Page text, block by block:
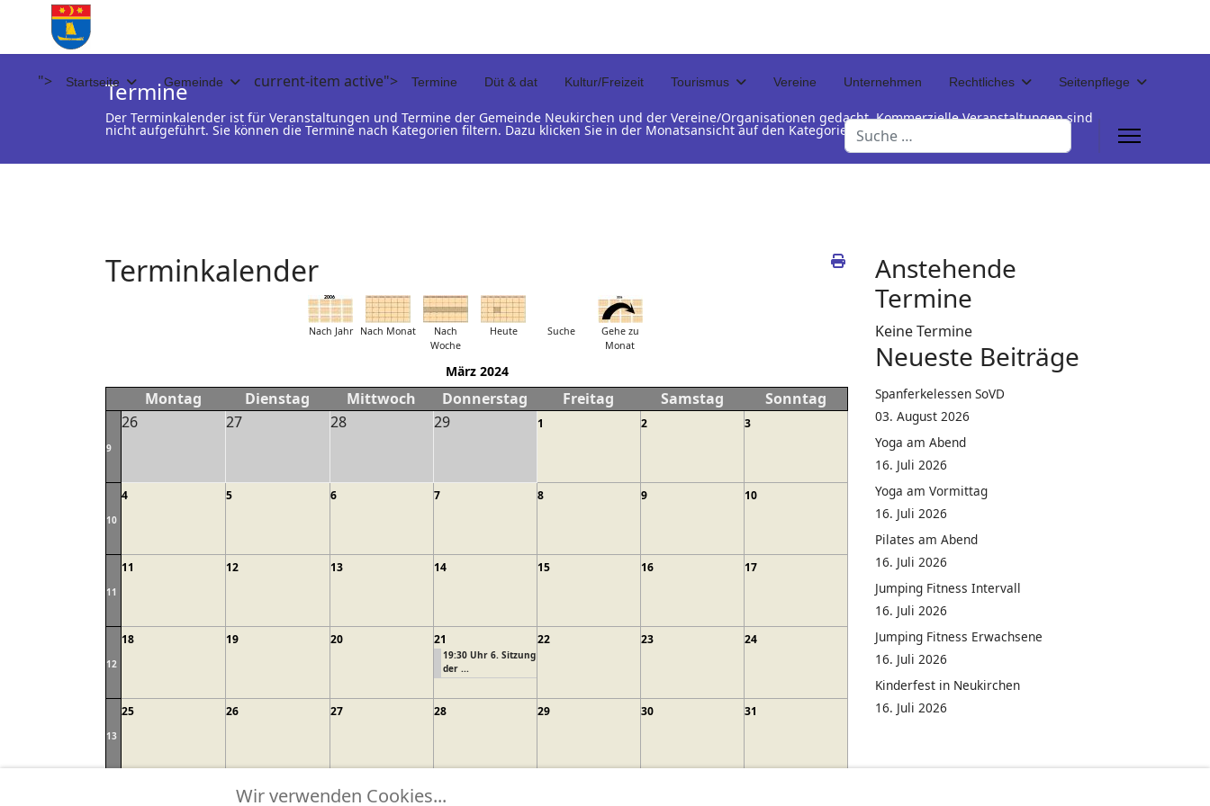
"> Startseite Gemeinde current-item active"> Termine Düt & dat Kultur/Freizeit Tourismus Vereine Unternehmen Rechtliches Seitenpflege
Suchen
Termine
Der Terminkalender ist für Veranstaltungen und Termine der Gemeinde Neukirchen und der Vereine/Organisationen gedacht. Kommerzielle Veranstaltungen sind
nicht aufgeführt. Sie können die Termine nach Kategorien filtern. Dazu klicken Sie in der Monatsansicht auf den Kategorienamen unterhalb der Termintabelle
Terminkalender
Nach Jahr Nach Monat
Nach
Woche
Heute Suche
Gehe zu
Monat
März 2024
Montag Dienstag Mittwoch Donnerstag Freitag Samstag Sonntag
9
26 27 28 29 1 2 3
10
4 5 6 7 8 9 10
11
11 12 13 14 15 16 17
12
18 19 20 21
19:30 Uhr 6. Sitzung
der ...
22 23 24
13
25 26 27 28 29 30 31
Gemeindeangelegenheiten Alle Kategorien ...
Anstehende
Termine
Keine Termine
Neueste Beiträge
Spanferkelessen SoVD
03. August 2026
Yoga am Abend
16. Juli 2026
Yoga am Vormittag
16. Juli 2026
Pilates am Abend
16. Juli 2026
Jumping Fitness Intervall
16. Juli 2026
Jumping Fitness Erwachsene
16. Juli 2026
Kinderfest in Neukirchen
16. Juli 2026
Wir verwenden Cookies...